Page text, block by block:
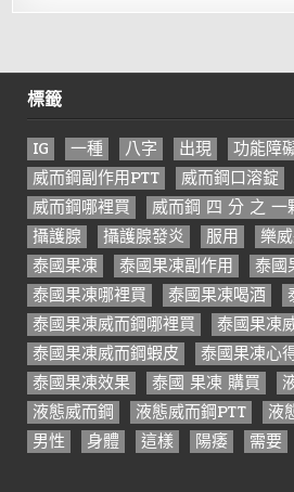
標籤
IG 一種 八字 出現 功能障
威而鋼副作用PTT
威而鋼口溶錠
威而鋼哪裡買
威而鋼 四 分 之 一
攝護腺
攝護腺發炎 服用 樂
泰國果凍
泰國果凍副作用
泰國
泰國果凍哪裡買
泰國果凍喝酒
泰國果凍威而鋼哪裡買
泰國果凍
泰國果凍威而鋼蝦皮
泰國果凍心
泰國果凍效果
泰國 果凍 購買
液態威而鋼
液態威而鋼PTT 液
男性
身體 這樣 陽痿 需要